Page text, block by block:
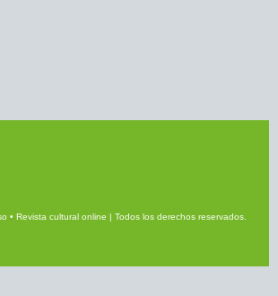
• Revista cultural online | Todos los derechos reservados.